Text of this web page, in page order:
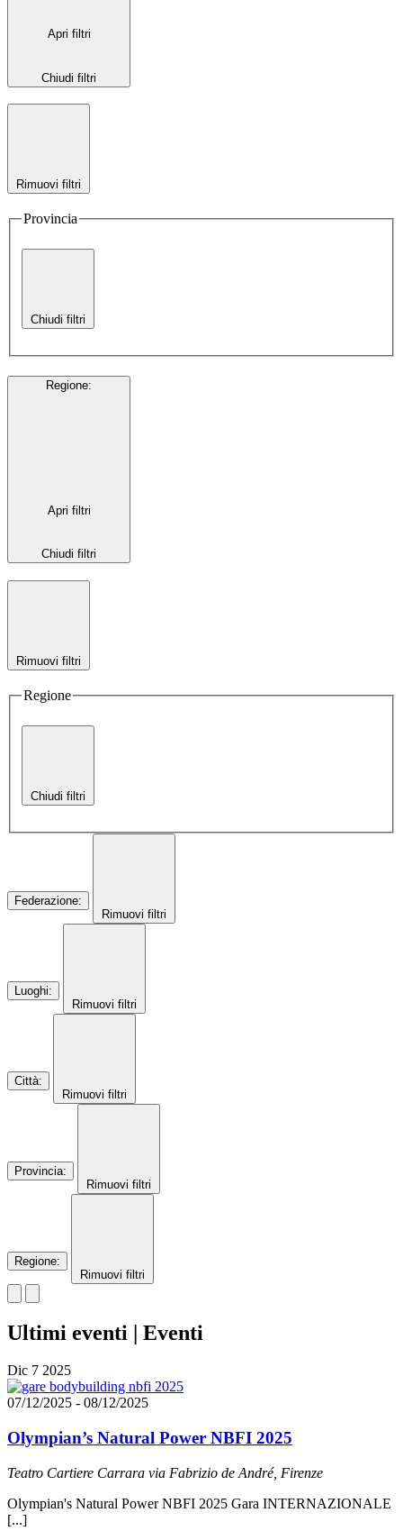
Apri filtri
Chiudi filtri
Rimuovi filtri
Provincia
Chiudi filtri
Regione:
Apri filtri
Chiudi filtri
Rimuovi filtri
Regione
Chiudi filtri
Federazione:
Rimuovi filtri
Luoghi:
Rimuovi filtri
Città:
Rimuovi filtri
Provincia:
Rimuovi filtri
Regione:
Rimuovi filtri
Ultimi eventi | Eventi
Dic 7 2025
07/12/2025 - 08/12/2025
Olympian’s Natural Power NBFI 2025
Teatro Cartiere Carrara via Fabrizio de André, Firenze
Olympian's Natural Power NBFI 2025 Gara INTERNAZIONALE
[...]